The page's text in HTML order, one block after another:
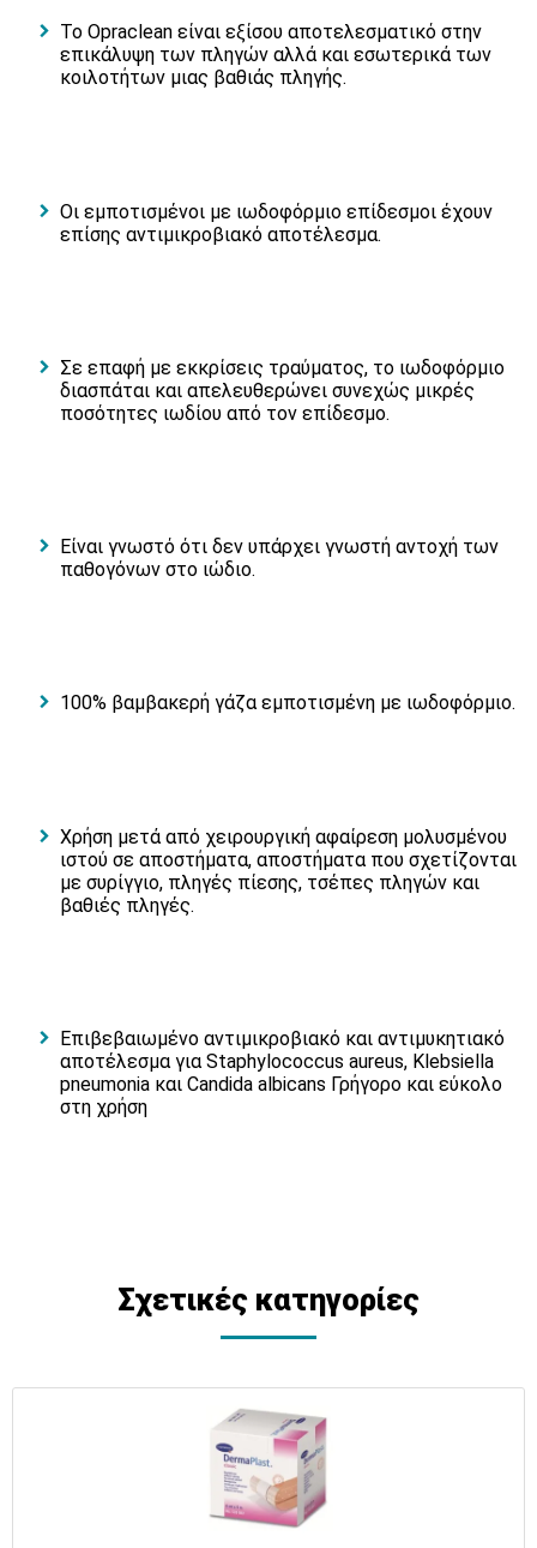
Το Opraclean είναι εξίσου αποτελεσματικό στην
επικάλυψη των πληγών αλλά και εσωτερικά των
κοιλοτήτων μιας βαθιάς πληγής.
Οι εμποτισμένοι με ιωδοφόρμιο επίδεσμοι έχουν
επίσης αντιμικροβιακό αποτέλεσμα.
Σε επαφή με εκκρίσεις τραύματος, το ιωδοφόρμιο
διασπάται και απελευθερώνει συνεχώς μικρές
ποσότητες ιωδίου από τον επίδεσμο.
Είναι γνωστό ότι δεν υπάρχει γνωστή αντοχή των
παθογόνων στο ιώδιο.
100% βαμβακερή γάζα εμποτισμένη με ιωδοφόρμιο.
Χρήση μετά από χειρουργική αφαίρεση μολυσμένου
ιστού σε αποστήματα, αποστήματα που σχετίζονται
με συρίγγιο, πληγές πίεσης, τσέπες πληγών και
βαθιές πληγές.
Επιβεβαιωμένο αντιμικροβιακό και αντιμυκητιακό
αποτέλεσμα για Staphylococcus aureus, Klebsiella
pneumonia και Candida albicans Γρήγορο και εύκολο
στη χρήση
Σχετικές κατηγορίες